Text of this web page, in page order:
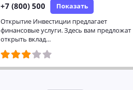
+7 (800) 500 Показать
Открытие Инвестиции предлагает
финансовые услуги. Здесь вам предложат
открыть вклад…